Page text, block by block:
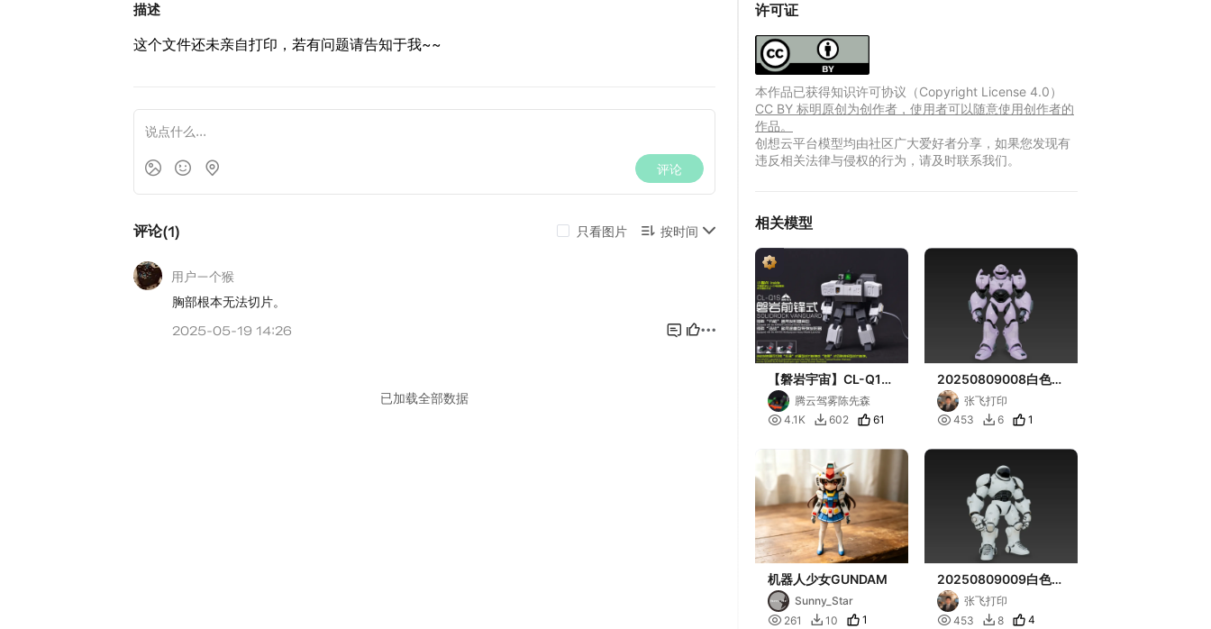
描述
这个文件还未亲自打印，若有问题请告知于我~~
许可证
本作品已获得知识许可协议（Copyright License 4.0）
CC BY 标明原创为创作者，使用者可以随意使用创作者的
作品。
创想云平台模型均由社区广大爱好者分享，如果您发现有
违反相关法律与侵权的行为，请及时联系我们。
相关模型
【磐岩宇宙】CL-Q1S
磐岩机甲前锋式试验型
（可搭载小智AI）
腾云驾雾陈先森
 4.1K  602 61
20250809008白色机
甲
张飞打印
 453  6 1
机器人少女GUNDAM
Sunny_Star
 261  10 1
20250809009白色机
甲
张飞打印
 453  8 4